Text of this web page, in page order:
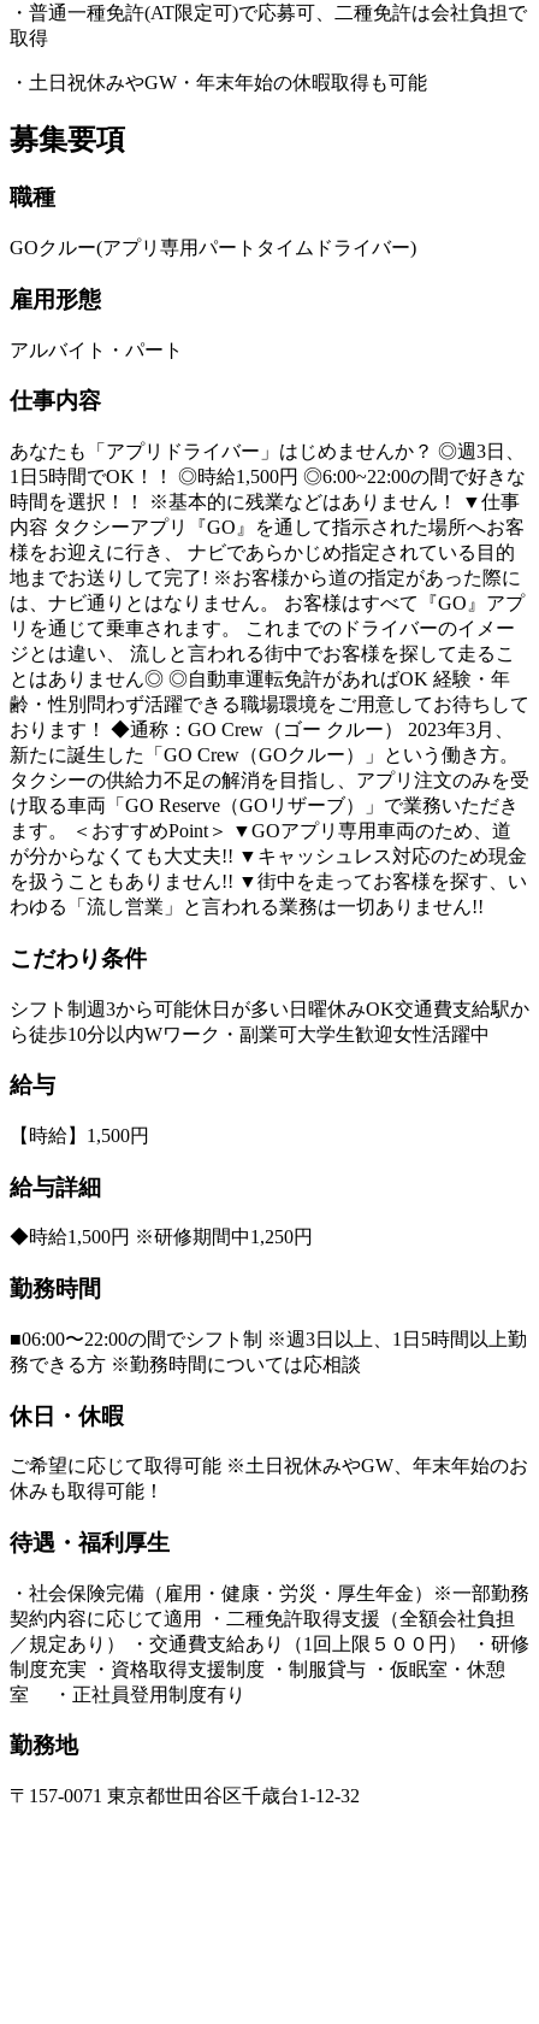
・普通一種免許(AT限定可)で応募可、二種免許は会社負担で
取得
・土日祝休みやGW・年末年始の休暇取得も可能
募集要項
職種
GOクルー(アプリ専用パートタイムドライバー)
雇用形態
アルバイト・パート
仕事内容
あなたも「アプリドライバー」はじめませんか？ ◎週3日、
1日5時間でOK！！ ◎時給1,500円 ◎6:00~22:00の間で好きな
時間を選択！！ ※基本的に残業などはありません！ ▼仕事
内容 タクシーアプリ『GO』を通して指示された場所へお客
様をお迎えに行き、 ナビであらかじめ指定されている目的
地までお送りして完了! ※お客様から道の指定があった際に
は、ナビ通りとはなりません。 お客様はすべて『GO』アプ
リを通じて乗車されます。 これまでのドライバーのイメー
ジとは違い、 流しと言われる街中でお客様を探して走るこ
とはありません◎ ◎自動車運転免許があればOK 経験・年
齢・性別問わず活躍できる職場環境をご用意してお待ちして
おります！ ◆通称：GO Crew（ゴー クルー） 2023年3月、
新たに誕生した「GO Crew（GOクルー）」という働き方。
タクシーの供給力不足の解消を目指し、アプリ注文のみを受
け取る車両「GO Reserve（GOリザーブ）」で業務いただき
ます。 ＜おすすめPoint＞ ▼GOアプリ専用車両のため、道
が分からなくても大丈夫!! ▼キャッシュレス対応のため現金
を扱うこともありません!! ▼街中を走ってお客様を探す、い
わゆる「流し営業」と言われる業務は一切ありません!!
こだわり条件
シフト制 週3から可能休日が多い 日曜休みOK交通費支給駅か
ら徒歩10分以内Wワーク・副業可大学生歓迎女性活躍中
給与
【時給】1,500円
給与詳細
◆時給1,500円 ※研修期間中1,250円
勤務時間
■06:00〜22:00の間でシフト制 ※週3日以上、1日5時間以上勤
務できる方 ※勤務時間については応相談
休日・休暇
ご希望に応じて取得可能 ※土日祝休みやGW、年末年始のお
休みも取得可能！
待遇・福利厚生
・社会保険完備（雇用・健康・労災・厚生年金）※一部勤務
契約内容に応じて適用 ・二種免許取得支援（全額会社負担
／規定あり） ・交通費支給あり（1回上限５００円） ・研修
制度充実 ・資格取得支援制度 ・制服貸与 ・仮眠室・休憩
室 ・正社員登用制度有り
勤務地
〒157-0071 東京都世田谷区千歳台1-12-32